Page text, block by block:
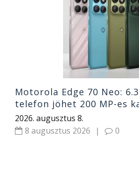
Motorola Edge 70 Neo:
telefon jöhet 200 MP-es
2026. augusztus 8.
8 augusztus 2026
| 0